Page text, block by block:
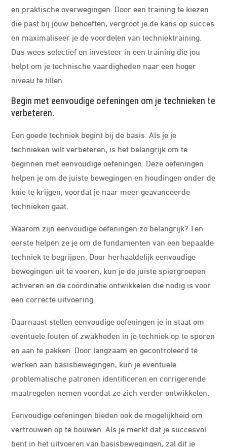
en praktische overwegingen. Door een training te kiezen
die past bij jouw behoeften, vergroot je de kans op succes
en maximaliseer je de voordelen van techniektraining.
Dus wees selectief en investeer in een training die jou
helpt om je technische vaardigheden naar een hoger
niveau te tillen.
Begin met eenvoudige oefeningen om je technieken te
verbeteren.
Een goede techniek begint bij de basis. Als je je
technieken wilt verbeteren, is het belangrijk om te
beginnen met eenvoudige oefeningen. Deze oefeningen
helpen je om de juiste bewegingen en houdingen onder de
knie te krijgen, voordat je naar meer geavanceerde
technieken gaat.
Waarom zijn eenvoudige oefeningen zo belangrijk? Ten
eerste helpen ze je om de fundamenten van een bepaalde
techniek te begrijpen. Door herhaaldelijk eenvoudige
bewegingen uit te voeren, kun je de juiste spiergroepen
activeren en de coördinatie ontwikkelen die nodig is voor
een correcte uitvoering.
Daarnaast stellen eenvoudige oefeningen je in staat om
eventuele fouten of zwakheden in je techniek op te sporen
en aan te pakken. Door langzaam en gecontroleerd te
werken aan basisbewegingen, kun je eventuele
problematische patronen identificeren en corrigerende
maatregelen nemen voordat ze zich verder ontwikkelen.
Eenvoudige oefeningen bieden ook de mogelijkheid om
vertrouwen op te bouwen. Als je merkt dat je succesvol
bent in het uitvoeren van basisbewegingen, zal dit je